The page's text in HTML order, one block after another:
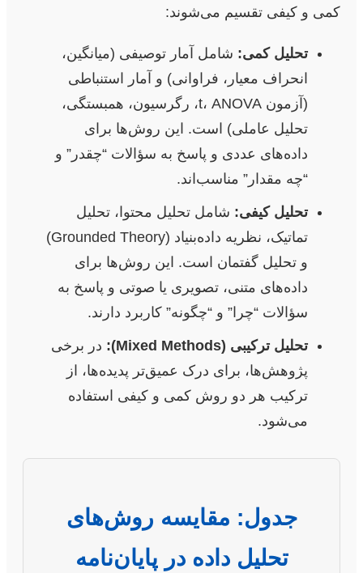
کمی و کیفی تقسیم می‌شوند:
تحلیل کمی: شامل آمار توصیفی (میانگین،
انحراف معیار، فراوانی) و آمار استنباطی
(آزمون t، ANOVA، رگرسیون، همبستگی،
تحلیل عاملی) است. این روش‌ها برای
داده‌های عددی و پاسخ به سؤالات “چقدر” و
“چه مقدار” مناسب‌اند.
تحلیل کیفی: شامل تحلیل محتوا، تحلیل
تماتیک، نظریه داده‌بنیاد (Grounded Theory)
و تحلیل گفتمان است. این روش‌ها برای
داده‌های متنی، تصویری یا صوتی و پاسخ به
سؤالات “چرا” و “چگونه” کاربرد دارند.
تحلیل ترکیبی (Mixed Methods):
در برخی
پژوهش‌ها، برای درک عمیق‌تر پدیده‌ها، از
ترکیب هر دو روش کمی و کیفی استفاده
می‌شود.
جدول: مقایسه روش‌های
تحلیل داده در پایان‌نامه